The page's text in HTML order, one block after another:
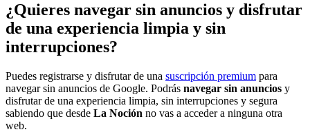
¿Quieres navegar sin anuncios y disfrutar
de una experiencia limpia y sin
interrupciones?
Puedes registrarse y disfrutar de una suscripción premium para
navegar sin anuncios de Google. Podrás navegar sin anuncios y
disfrutar de una experiencia limpia, sin interrupciones y segura
sabiendo que desde La Noción no vas a acceder a ninguna otra
web.